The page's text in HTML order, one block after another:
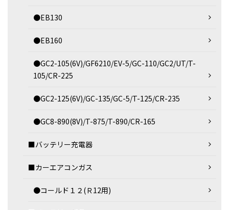
●EB130
●EB160
●GC2-105(6V)/GF6210/EV-5/GC-110/GC2/UT/T-
105/CR-225
●GC2-125(6V)/GC-135/GC-5/T-125/CR-235
●GC8-890(8V)/T-875/T-890/CR-165
■バッテリー充電器
■カーエアコンガス
●コールド１２(Ｒ12用)